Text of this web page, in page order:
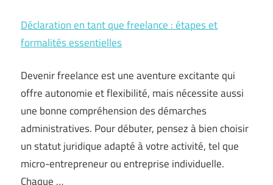
Déclaration en tant que freelance : étapes et
formalités essentielles
Devenir freelance est une aventure excitante qui
offre autonomie et flexibilité, mais nécessite aussi
une bonne compréhension des démarches
administratives. Pour débuter, pensez à bien choisir
un statut juridique adapté à votre activité, tel que
micro-entrepreneur ou entreprise individuelle.
Chaque …